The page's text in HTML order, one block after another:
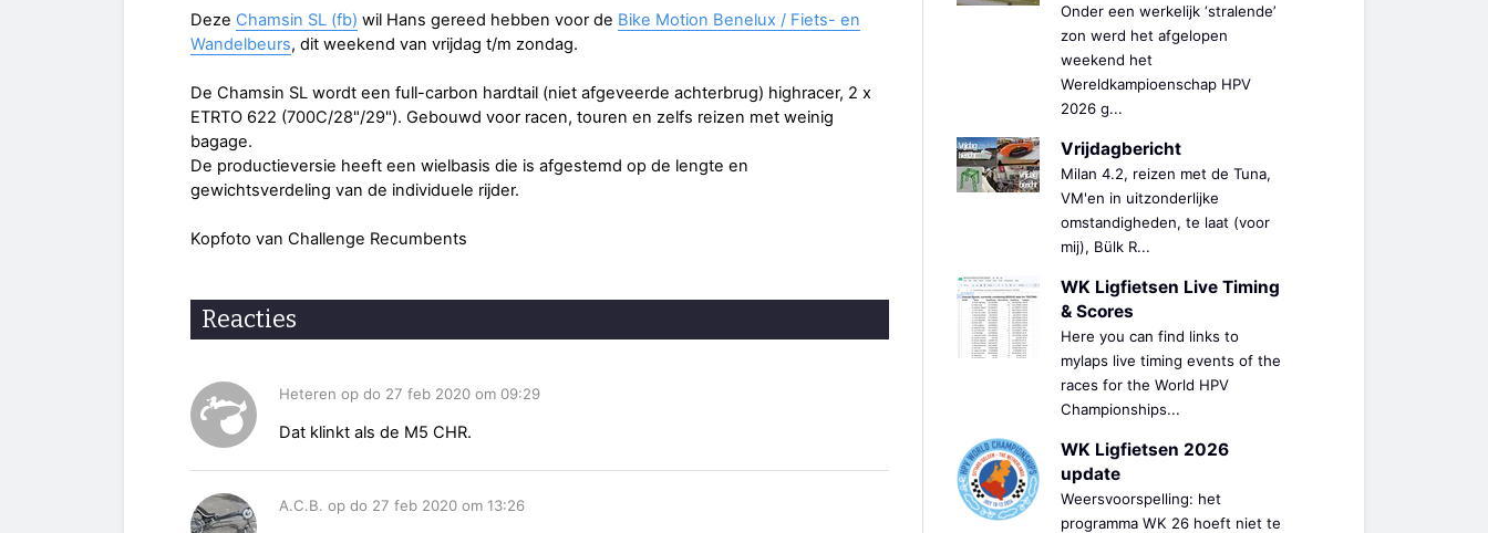
Deze Chamsin SL (fb) wil Hans gereed hebben voor de Bike Motion Benelux / Fiets- en
Wandelbeurs, dit weekend van vrijdag t/m zondag.
De Chamsin SL wordt een full-carbon hardtail (niet afgeveerde achterbrug) highracer, 2 x
ETRTO 622 (700C/28"/29"). Gebouwd voor racen, touren en zelfs reizen met weinig
bagage.
De productieversie heeft een wielbasis die is afgestemd op de lengte en
gewichtsverdeling van de individuele rijder.
Kopfoto van Challenge Recumbents
Reacties
Heteren op do 27 feb 2020 om 09:29
Dat klinkt als de M5 CHR.
A.C.B. op do 27 feb 2020 om 13:26
Onder een werkelijk ‘stralende’
zon werd het afgelopen
weekend het
Wereldkampioenschap HPV
2026 g...
Vrijdagbericht
Milan 4.2, reizen met de Tuna,
VM'en in uitzonderlijke
omstandigheden, te laat (voor
mij), Bülk R...
WK Ligfietsen Live Timing
& Scores
Here you can find links to
mylaps live timing events of the
races for the World HPV
Championships...
WK Ligfietsen 2026
update
Weersvoorspelling: het
programma WK 26 hoeft niet te